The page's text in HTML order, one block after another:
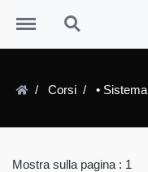
Menu Search
Corsi •
Mostra sulla pagina : 1